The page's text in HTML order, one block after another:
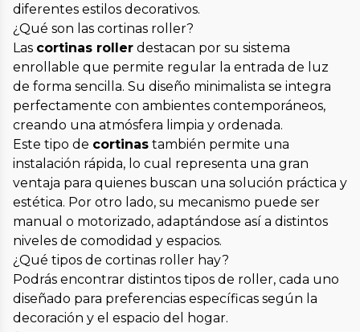
diferentes estilos decorativos.
¿Qué son las cortinas roller?
Las cortinas roller destacan por su sistema
enrollable que permite regular la entrada de luz
de forma sencilla. Su diseño minimalista se integra
perfectamente con ambientes contemporáneos,
creando una atmósfera limpia y ordenada.
Este tipo de cortinas también permite una
instalación rápida, lo cual representa una gran
ventaja para quienes buscan una solución práctica y
estética. Por otro lado, su mecanismo puede ser
manual o motorizado, adaptándose así a distintos
niveles de comodidad y espacios.
¿Qué tipos de cortinas roller hay?
Podrás encontrar distintos tipos de roller, cada uno
diseñado para preferencias específicas según la
decoración y el espacio del hogar.